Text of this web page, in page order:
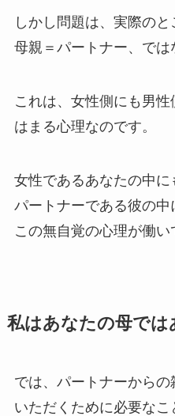
しかし問題は、実際のと
母親＝パートナー、では
これは、女性側にも男
はまる心理なのです。
女性であるあなたの中に
パートナーである彼の中
この無自覚の心理が働い
私はあなたの母では
では、パートナーから
いただくために必要なこ